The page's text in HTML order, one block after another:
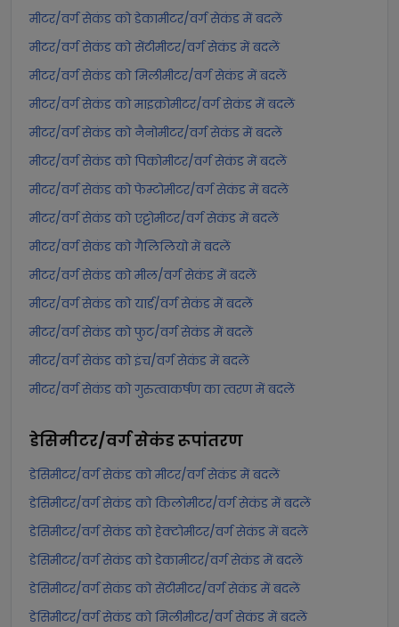
मीटर/वर्ग सेकंड को डेकामीटर/वर्ग सेकंड में बदलें
मीटर/वर्ग सेकंड को सेंटीमीटर/वर्ग सेकंड में बदलें
मीटर/वर्ग सेकंड को मिलीमीटर/वर्ग सेकंड में बदलें
मीटर/वर्ग सेकंड को माइक्रोमीटर/वर्ग सेकंड में बदलें
मीटर/वर्ग सेकंड को नैनोमीटर/वर्ग सेकंड में बदलें
मीटर/वर्ग सेकंड को पिकोमीटर/वर्ग सेकंड में बदलें
मीटर/वर्ग सेकंड को फेम्टोमीटर/वर्ग सेकंड में बदलें
मीटर/वर्ग सेकंड को एट्टोमीटर/वर्ग सेकंड में बदलें
मीटर/वर्ग सेकंड को गैलिलियो में बदलें
मीटर/वर्ग सेकंड को मील/वर्ग सेकंड में बदलें
मीटर/वर्ग सेकंड को यार्ड/वर्ग सेकंड में बदलें
मीटर/वर्ग सेकंड को फुट/वर्ग सेकंड में बदलें
मीटर/वर्ग सेकंड को इंच/वर्ग सेकंड में बदलें
मीटर/वर्ग सेकंड को गुरुत्वाकर्षण का त्वरण में बदलें
डेसिमीटर/वर्ग सेकंडरूपांतरण
डेसिमीटर/वर्ग सेकंड को मीटर/वर्ग सेकंड में बदलें
डेसिमीटर/वर्ग सेकंड को किलोमीटर/वर्ग सेकंड में बदलें
डेसिमीटर/वर्ग सेकंड को हेक्टोमीटर/वर्ग सेकंड में बदलें
डेसिमीटर/वर्ग सेकंड को डेकामीटर/वर्ग सेकंड में बदलें
डेसिमीटर/वर्ग सेकंड को सेंटीमीटर/वर्ग सेकंड में बदलें
डेसिमीटर/वर्ग सेकंड को मिलीमीटर/वर्ग सेकंड में बदलें